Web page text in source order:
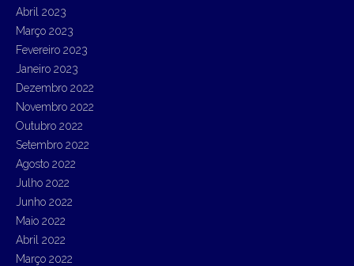
Abril 2023
Março 2023
Fevereiro 2023
Janeiro 2023
Dezembro 2022
Novembro 2022
Outubro 2022
Setembro 2022
Agosto 2022
Julho 2022
Junho 2022
Maio 2022
Abril 2022
Março 2022